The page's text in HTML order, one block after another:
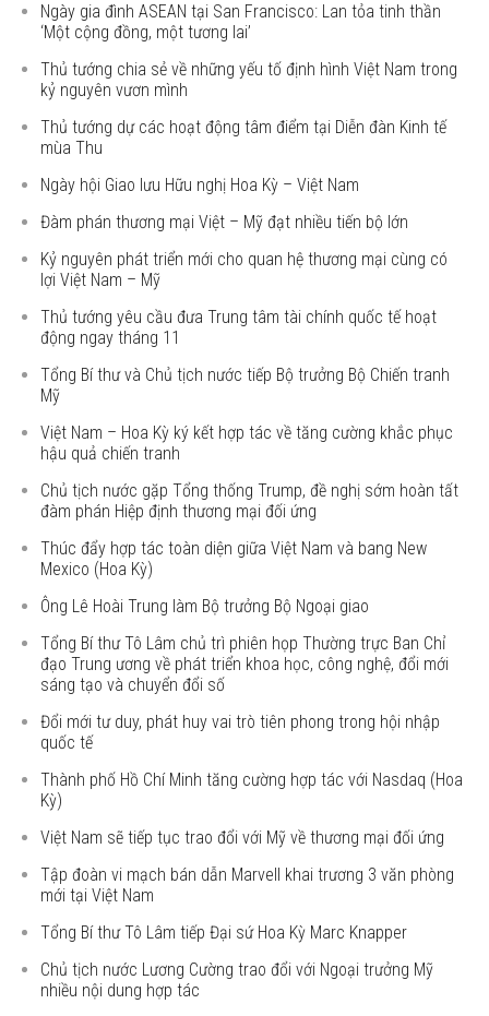
Ngày gia đình ASEAN tại San Francisco: Lan tỏa tinh thần
‘Một cộng đồng, một tương lai’
Thủ tướng chia sẻ về những yếu tố định hình Việt Nam trong
kỷ nguyên vươn mình
Thủ tướng dự các hoạt động tâm điểm tại Diễn đàn Kinh tế
mùa Thu
Ngày hội Giao lưu Hữu nghị Hoa Kỳ – Việt Nam
Đàm phán thương mại Việt – Mỹ đạt nhiều tiến bộ lớn
Kỷ nguyên phát triển mới cho quan hệ thương mại cùng có
lợi Việt Nam – Mỹ
Thủ tướng yêu cầu đưa Trung tâm tài chính quốc tế hoạt
động ngay tháng 11
Tổng Bí thư và Chủ tịch nước tiếp Bộ trưởng Bộ Chiến tranh
Mỹ
Việt Nam – Hoa Kỳ ký kết hợp tác về tăng cường khắc phục
hậu quả chiến tranh
Chủ tịch nước gặp Tổng thống Trump, đề nghị sớm hoàn tất
đàm phán Hiệp định thương mại đối ứng
Thúc đẩy hợp tác toàn diện giữa Việt Nam và bang New
Mexico (Hoa Kỳ)
Ông Lê Hoài Trung làm Bộ trưởng Bộ Ngoại giao
Tổng Bí thư Tô Lâm chủ trì phiên họp Thường trực Ban Chỉ
đạo Trung ương về phát triển khoa học, công nghệ, đổi mới
sáng tạo và chuyển đổi số
Đổi mới tư duy, phát huy vai trò tiên phong trong hội nhập
quốc tế
Thành phố Hồ Chí Minh tăng cường hợp tác với Nasdaq (Hoa
Kỳ)
Việt Nam sẽ tiếp tục trao đổi với Mỹ về thương mại đối ứng
Tập đoàn vi mạch bán dẫn Marvell khai trương 3 văn phòng
mới tại Việt Nam
Tổng Bí thư Tô Lâm tiếp Đại sứ Hoa Kỳ Marc Knapper
Chủ tịch nước Lương Cường trao đổi với Ngoại trưởng Mỹ
nhiều nội dung hợp tác